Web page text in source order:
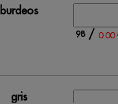
burdeos
98/ 0.00
gris